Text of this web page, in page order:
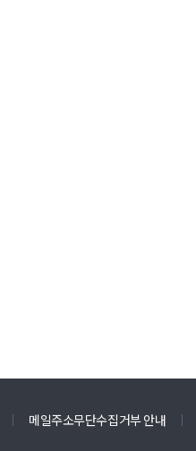
메일주소무단수집거부 안내